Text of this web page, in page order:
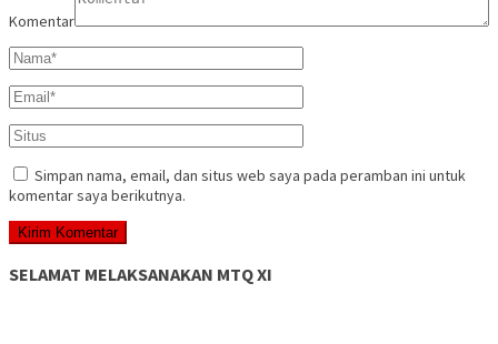
Komentar
Simpan nama, email, dan situs web saya pada peramban ini untuk
komentar saya berikutnya.
SELAMAT MELAKSANAKAN MTQ XI